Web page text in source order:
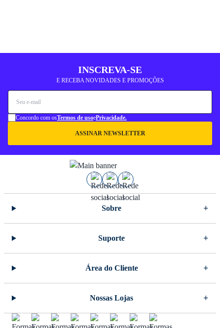
INSCREVA-SE
E RECEBA NOVIDADES E PROMOÇÕES
Concordo com osTermos de usoePrivacidade.
ASSINAR NEWSLETTER
Sobre
Suporte
Área do Cliente
Nossas Lojas